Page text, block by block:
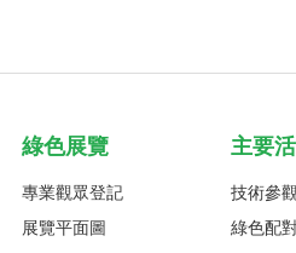
綠色展覽
專業觀眾登記
展覽平面圖
主要
技術參觀
綠色配